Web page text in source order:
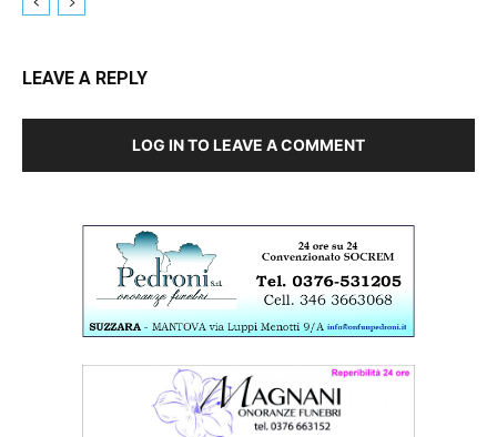
LEAVE A REPLY
LOG IN TO LEAVE A COMMENT